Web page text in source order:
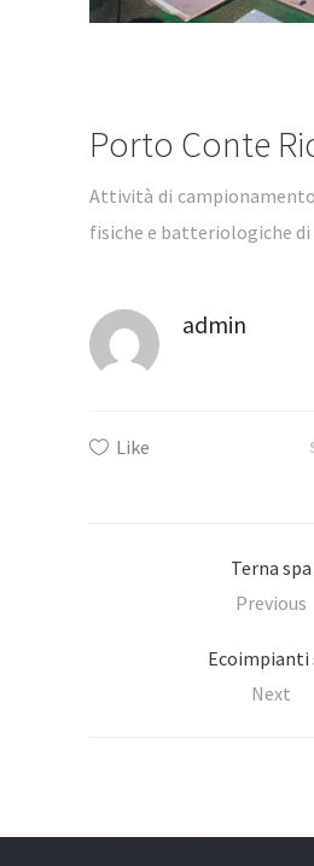
Porto Conte
Attività di
fisiche e batteriologiche di
admin
Like
Terna spa
Previous
Ecoimpianti
Next